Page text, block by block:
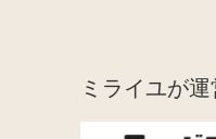
ミライユが